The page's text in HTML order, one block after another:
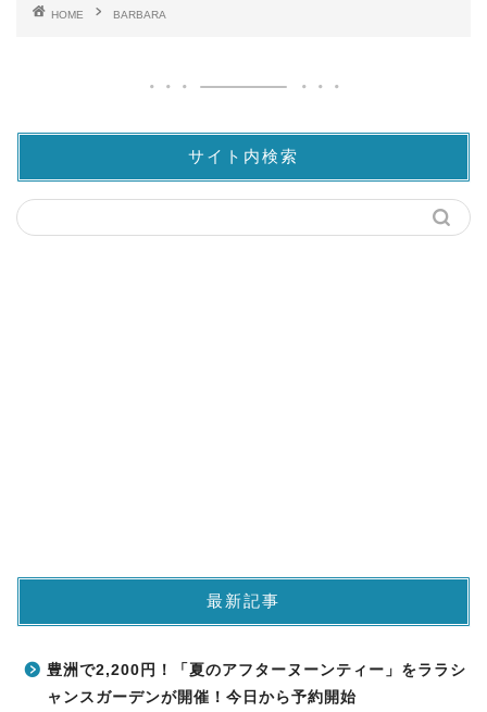
HOME BARBARA
サイト内検索
最新記事
豊洲で2,200円！「夏のアフターヌーンティー」をララシ
ャンスガーデンが開催！今日から予約開始